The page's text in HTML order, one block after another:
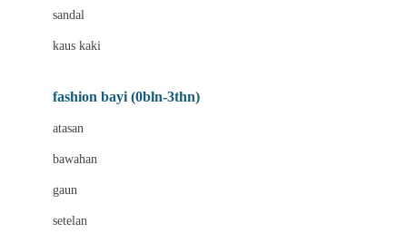
Bizzi Growin
Blooming Marvellous
Bravado
sandal
kaus kaki
fashion bayi (0bln-3thn)
atasan
bawahan
gaun
setelan